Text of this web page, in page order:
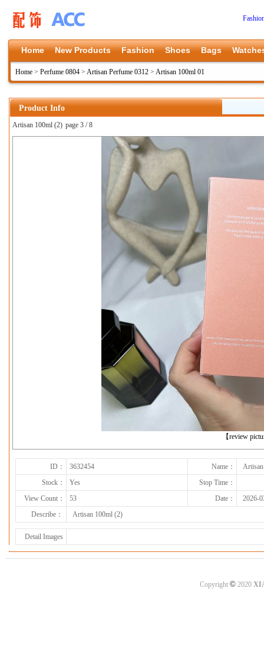
Home New Products Fashion Shoes Bags
Home > Perfume 0804 > Artisan Perfume 0312 > Artisan 100ml 01
Product Info
Artisan 100ml (2) page 3 / 8
【review
下一张
ID： 3632454 Name：
Stock：
Yes
Stop Time：
View Count：
53 Date：
2026-
Describe：
Artisan 100ml (2)
Detail Images
Copyright ©2020